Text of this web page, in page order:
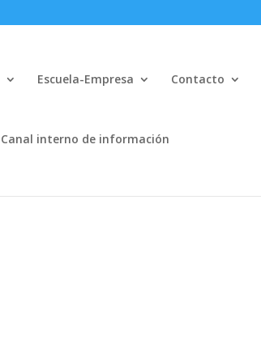
Escuela-Empresa Contacto
Canal interno de información